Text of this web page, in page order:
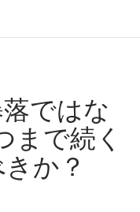
ではな
まで続く
か？